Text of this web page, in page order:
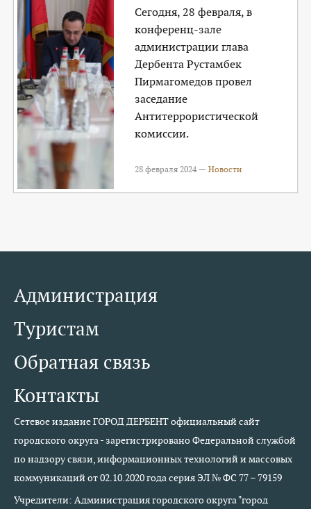
СЛУЖБА ПО КОНТРАКТУ
Сегодня, 28 февраля, в
конференц-зале
администрации глава
Дербента Рустамбек
Пирмагомедов провел
заседание
Антитеррористической
комиссии.
28 февраля 2024 —Новости
Администрация
Туристам
Обратная связь
Контакты
Сетевое издание ГОРОД ДЕРБЕНТ официальный сайт
городского округа - зарегистрировано Федеральной службой
по надзору связи, информационных технологий и массовых
коммуникаций от 02.10.2020 года серия ЭЛ № ФС 77 – 79159
Учредители: Администрация городского округа "город